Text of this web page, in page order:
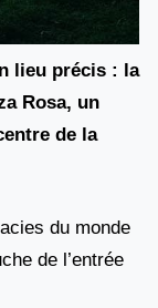
lieu précis : la
Rosa, un
de la
du monde
de l’entrée